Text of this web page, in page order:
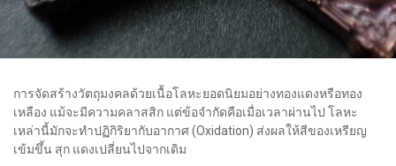
การจัดสร้างวัตถุมงคลด้วยเนื้อโลหะยอดนิยมอย่างทองแดงหรือทอง
เหลือง แม้จะมีความคลาสสิก แต่ข้อจำกัดคือเมื่อเวลาผ่านไป โลหะ
เหล่านี้มักจะทำปฏิกิริยากับอากาศ (Oxidation) ส่งผลให้สีของเหรียญ
เข้มขึ้น สุก แดงเปลี่ยนไปจากเดิม